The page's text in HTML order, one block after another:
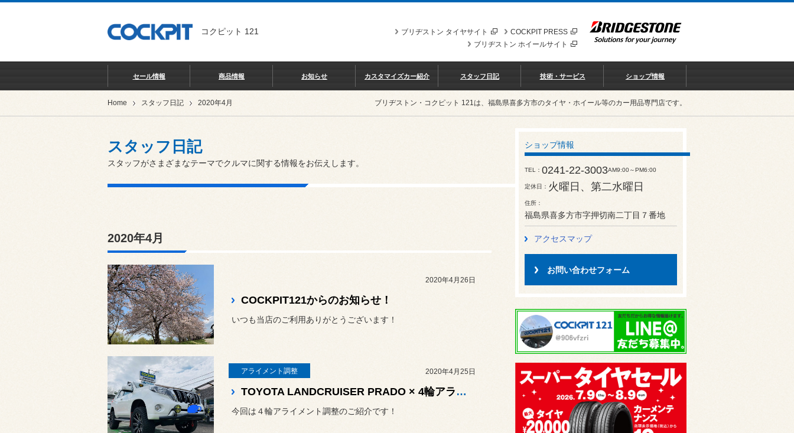
コクピット 121 COCKPIT PRESS
ブリヂストン タイヤサイト
ブリヂストン ホイールサイト
セール情報 商品情報 お知らせ カスタマイズカー紹介 スタッフ日記 技術・サービス ショップ情報
Home スタッフ日記 2020年4月 ブリヂストン・コクピット 121は、福島県喜多方市のタイヤ・ホイール等のカー用品専門店です。
スタッフ日記
スタッフがさまざまなテーマでクルマに関する情報をお伝えします。
2020年4月
2020年4月26日
COCKPIT121からのお知らせ！
いつも当店のご利用ありがとうございます！
アライメント調整 2020年4月25日
TOYOTA LANDCRUISER PRADO × 4輪アライメント調整
今回は４輪アライメント調整のご紹介です！
ショップ情報
TEL 0241-22-3003AM9:00～PM6:00
定休日 火曜日、第二水曜日
住所
福島県喜多方市字押切南二丁目７番地
アクセスマップ
お問い合わせフォーム